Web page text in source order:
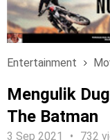
Entertainment
Mengulik
The Batman
3 Sep 2021 732